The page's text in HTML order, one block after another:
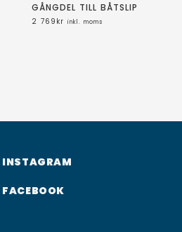
GÅNGDEL TILL BÅTSLIP
2 769 kr inkl. moms
INSTAGRAM
FACEBOOK